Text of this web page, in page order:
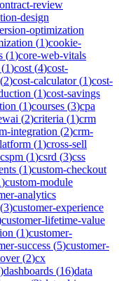
review
design
optimization
(1)cookie-
(1)core-web-vitals
(1)cost (4)cost-
(2)cost-calculator(1)cost-
(1)cost-savings
(1)courses (3)cpa
(2)criteria (1)crm
integration (2)crm-
(1)cross-sell
cspm (1)csrd (3)css
(1)custom-checkout
)custom-module
analytics
(3)customer-experience
customer-lifetime-value
(1)customer-
success (5)customer-
(2)cx
)dashboards (16)data